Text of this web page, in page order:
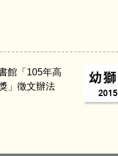
館「105年高
」徵文辦法